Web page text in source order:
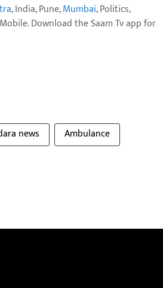
, India, Pune,Mumbai, Politics,
Download the Saam Tv app for
news
Ambulance